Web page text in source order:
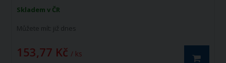
Skladem v ČR
Můžete mít: již dnes
153,77 Kč / ks